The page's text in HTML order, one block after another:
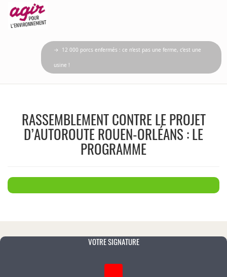
→ 12 000 porcs enfermés : ce n’est pas une ferme, c’est une
usine !
RASSEMBLEMENT CONTRE LE PROJET
D’AUTOROUTE ROUEN-ORLÉANS : LE
PROGRAMME
VOTRE SIGNATURE